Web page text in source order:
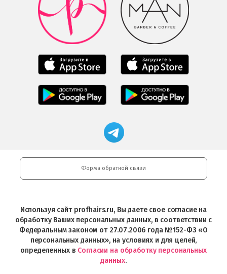
Professional
загрузить
в
Google
Мобильное
приложение
Professional
загрузить
Мобильное
приложение
Professional
загрузить
Play
в
Google
Play
Мобильное
приложение
загрузить
в
Мобильное
приложение
Магазин
профессиональной
Professional
и
Интернет-
Telegram
Форма обратной связи
Используя сайт profhairs.ru, Вы даете свое согласие на
обработку Ваших персональных данных, в соответствии с
Федеральным законом от 27.07.2006 года №152-ФЗ «О
персональных данных», на условиях и для целей,
определенных в Согласии на обработку персональных
данных.